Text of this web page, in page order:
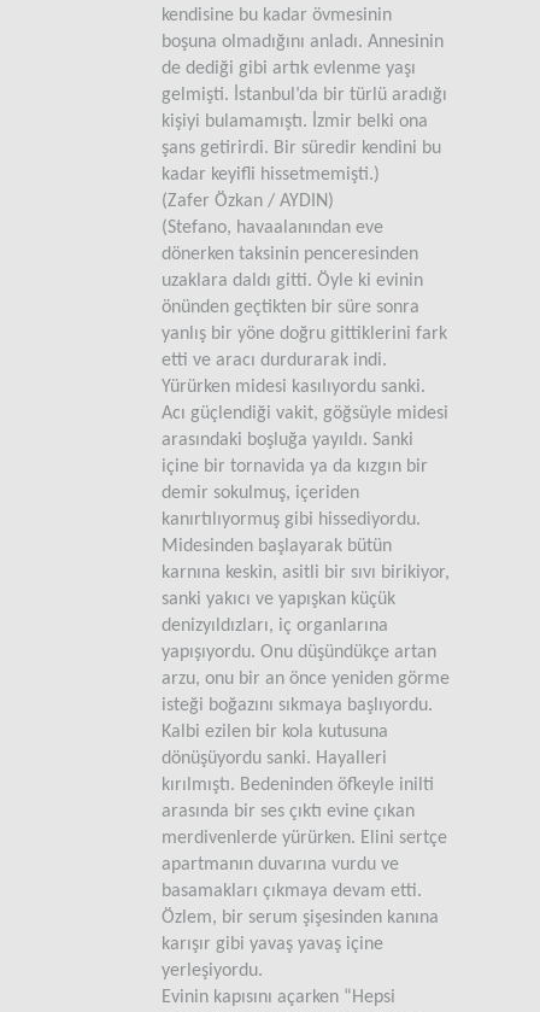
kendisine bu kadar övmesinin
boşuna olmadığını anladı. Annesinin
de dediği gibi artık evlenme yaşı
gelmişti. İstanbul’da bir türlü aradığı
kişiyi bulamamıştı. İzmir belki ona
şans getirirdi. Bir süredir kendini bu
kadar keyifli hissetmemişti.)
(Zafer Özkan / AYDIN)
(Stefano, havaalanından eve
dönerken taksinin penceresinden
uzaklara daldı gitti. Öyle ki evinin
önünden geçtikten bir süre sonra
yanlış bir yöne doğru gittiklerini fark
etti ve aracı durdurarak indi.
Yürürken midesi kasılıyordu sanki.
Acı güçlendiği vakit, göğsüyle midesi
arasındaki boşluğa yayıldı. Sanki
içine bir tornavida ya da kızgın bir
demir sokulmuş, içeriden
kanırtılıyormuş gibi hissediyordu.
Midesinden başlayarak bütün
karnına keskin, asitli bir sıvı birikiyor,
sanki yakıcı ve yapışkan küçük
denizyıldızları, iç organlarına
yapışıyordu. Onu düşündükçe artan
arzu, onu bir an önce yeniden görme
isteği boğazını sıkmaya başlıyordu.
Kalbi ezilen bir kola kutusuna
dönüşüyordu sanki. Hayalleri
kırılmıştı. Bedeninden öfkeyle inilti
arasında bir ses çıktı evine çıkan
merdivenlerde yürürken. Elini sertçe
apartmanın duvarına vurdu ve
basamakları çıkmaya devam etti.
Özlem, bir serum şişesinden kanına
karışır gibi yavaş yavaş içine
yerleşiyordu.
Evinin kapısını açarken “Hepsi